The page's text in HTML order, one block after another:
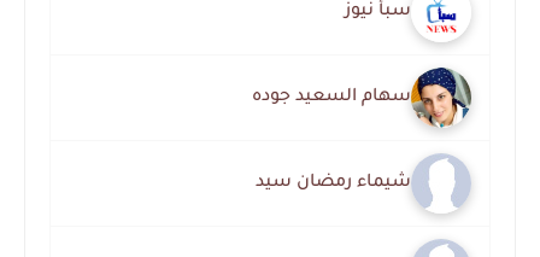
سبأ نيوز
سهام السعيد جوده
شيماء رمضان سيد